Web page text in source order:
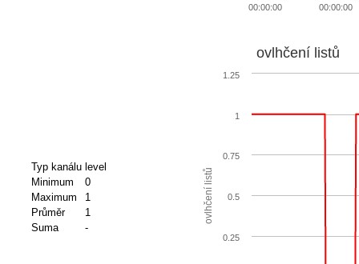
00:00:00
00:00:00
Typ kanálu level
Minimum
0
Maximum
1
Průměr
1
Suma
-
ovlhčení listů
ovlhčení listů
0.25
0.5
0.75
1
1.25